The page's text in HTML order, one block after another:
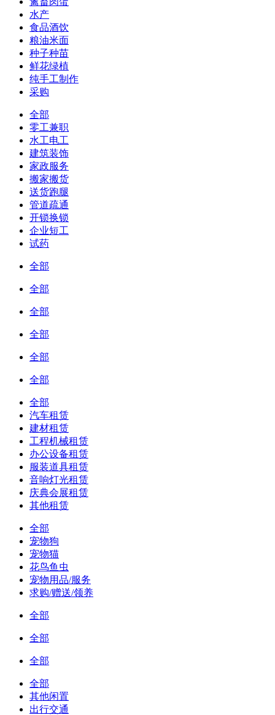
水产
食品酒饮
粮油米面
种子种苗
鲜花绿植
纯手工制作
采购
全部
零工兼职
水工电工
建筑装饰
家政服务
搬家搬货
送货跑腿
管道疏通
开锁换锁
企业短工
试药
全部
全部
全部
全部
全部
全部
全部
汽车租赁
建材租赁
工程机械租赁
办公设备租赁
服装道具租赁
音响灯光租赁
庆典会展租赁
其他租赁
全部
宠物狗
宠物猫
花鸟鱼虫
宠物用品/服务
求购/赠送/领养
全部
全部
全部
全部
其他闲置
出行交通